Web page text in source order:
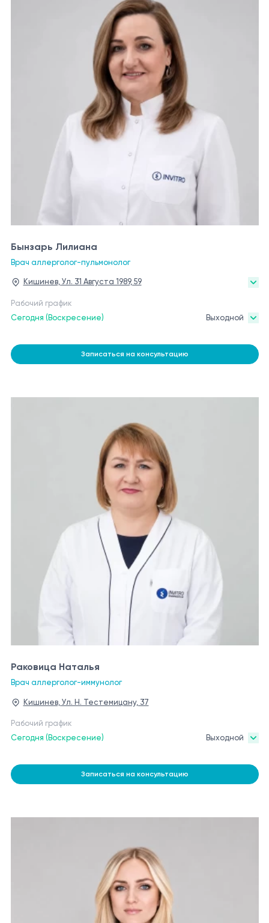
Бынзарь Лилиана
Врач аллерголог-пульмонолог
Кишинев, Ул. 31 Августа 1989, 59
Рабочий график
Сегодня (Воскресение)
Выходной
Записаться на консультацию
Раковица Наталья
Врач аллерголог-иммунолог
Кишинев, Ул. Н. Тестемицану, 37
Рабочий график
Сегодня (Воскресение)
Выходной
Записаться на консультацию